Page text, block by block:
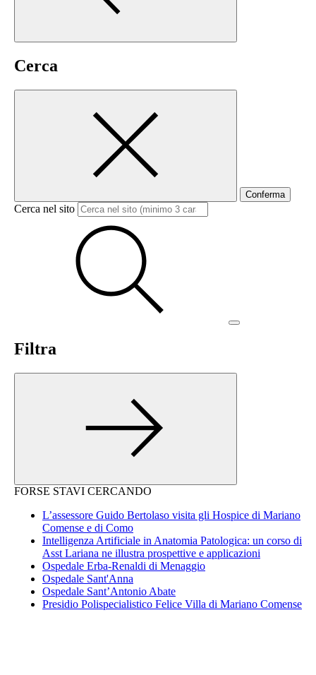
Cerca
Conferma
Cerca nel sito
Filtra
FORSE STAVI CERCANDO
L’assessore Guido Bertolaso visita gli Hospice di Mariano
Comense e di Como
Intelligenza Artificiale in Anatomia Patologica: un corso di
Asst Lariana ne illustra prospettive e applicazioni
Ospedale Erba-Renaldi di Menaggio
Ospedale Sant'Anna
Ospedale Sant’Antonio Abate
Presidio Polispecialistico Felice Villa di Mariano Comense